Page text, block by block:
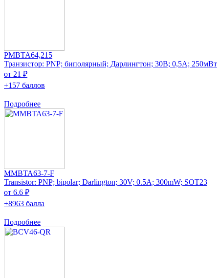
PMBTA64,215
Транзистор: PNP; биполярный; Дарлингтон; 30В; 0,5А; 250мВт
от 21 ₽
+157 баллов
Подробнее
MMBTA63-7-F
Transistor: PNP; bipolar; Darlington; 30V; 0.5A; 300mW; SOT23
от 6.6 ₽
+8963 балла
Подробнее